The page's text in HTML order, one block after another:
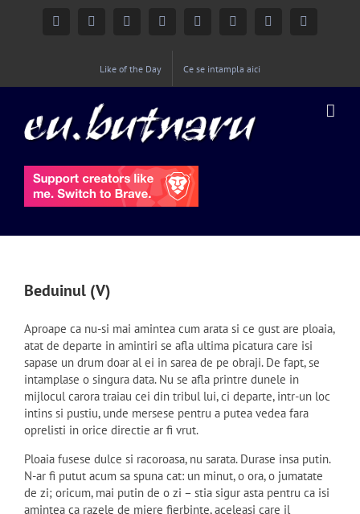
FacebookInstagramYouTubeTwitter Google+ Linkedin
Like of the Day Ce se intampla aici
Beduinul (V)
Aproape ca nu-si mai amintea cum arata si ce gust are ploaia,
atat de departe in amintiri se afla ultima picatura care isi
sapase un drum doar al ei in sarea de pe obraji. De fapt, se
intamplase o singura data. Nu se afla printre dunele in
mijlocul carora traiau cei din tribul lui, ci departe, intr-un loc
intins si pustiu, unde mersese pentru a putea vedea fara
oprelisti in orice directie ar fi vrut.
Ploaia fusese dulce si racoroasa, nu sarata. Durase insa putin.
N-ar fi putut acum sa spuna cat: un minut, o ora, o jumatate
de zi; oricum, mai putin de o zi – stia sigur asta pentru ca isi
amintea ca razele de miere fierbinte, aceleasi care il